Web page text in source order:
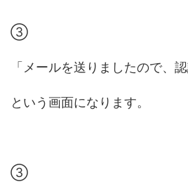
③
「メールを送りましたので、
という画面になります。
③